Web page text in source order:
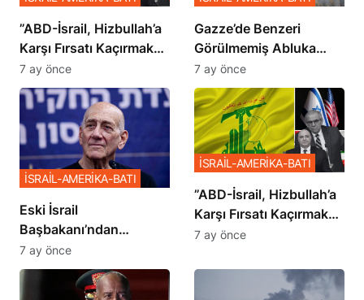
​​​​​​​”ABD-İsrail, Hizbullah’a
Karşı Fırsatı Kaçırmak
İstemiyor”
7 ay önce
​​​​​​​Gazze’de Benzeri
Görülmemiş Abluka
Planı
7 ay önce
Eski İsrail
Başbakanı’ndan
Netanyahu’ya Ağır
Sözler
İSRAİL-AMERİKA-BATI
7 ay önce
​​​​​​​”ABD-İsrail, Hizbullah’a
Karşı Fırsatı Kaçırmak
İstemiyor”
İSRAİL-AMERİKA-BATI
7 ay önce